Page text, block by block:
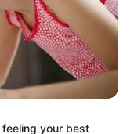
czołowych autorów
Marka
. Jednym z
na stole, była trylogia
Tajne służby”)
Czerwony
historię życia
your best